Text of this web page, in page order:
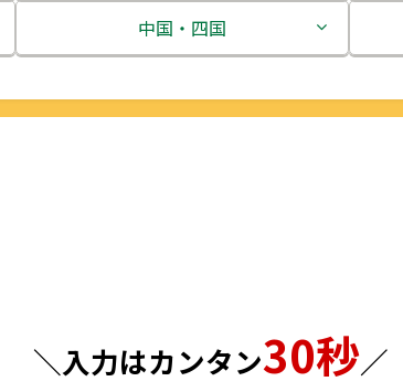
茨城県
神奈川県
中国・四国
徳島県
＼入力はカンタン30秒／